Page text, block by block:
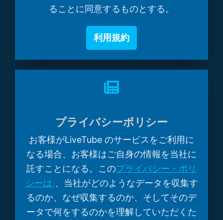
ることに同意するものとする。
利用規約
プライバシーポリシー
お客様がLiveTube のサービスをご利用に
なる場合、お客様はご自身の情報を当社に
託すことになる。このプライバシー・ポリ
シーは 、当社がどのようなデータを収集す
るのか、なぜ収集するのか、そしてそのデ
ータで何をするのかを理解していただくた